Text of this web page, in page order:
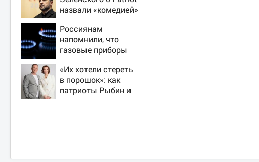
назвали «комедией»
Россиянам
напомнили, что
газовые приборы
ремонтировать
самостоятельно
«Их хотели стереть
в порошок»: как
патриоты Рыбин и